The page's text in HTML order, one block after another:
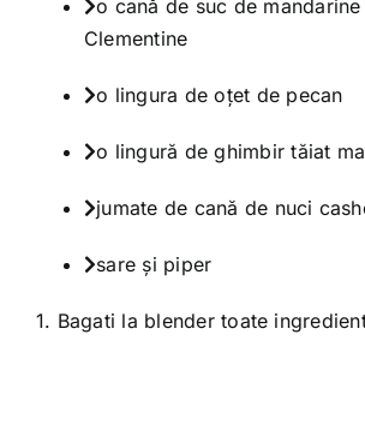
o cană de suc de mandarine
Clementine
o lingura de oțet de pecan
o lingură de ghimbir tăiat
jumate de cană de nuci
sare și piper
1. Bagati la blender toate